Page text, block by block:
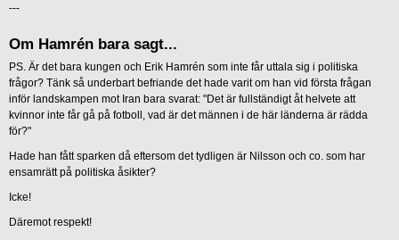
---
Om Hamrén bara sagt...
PS. Är det bara kungen och Erik Hamrén som inte får uttala sig i politiska
frågor? Tänk så underbart befriande det hade varit om han vid första frågan
inför landskampen mot Iran bara svarat: "Det är fullständigt åt helvete att
kvinnor inte får gå på fotboll, vad är det männen i de här länderna är rädda
för?"
Hade han fått sparken då eftersom det tydligen är Nilsson och co. som har
ensamrätt på politiska åsikter?
Icke!
Däremot respekt!